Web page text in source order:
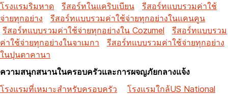
โรงแรมริมหาด
รีสอร์ทในแคริบเบียน
รีสอร์ทแบบรวมค่าใช้
จ่ายทุกอย่าง
รีสอร์ทแบบรวมค่าใช้จ่ายทุกอย่างในแคนคูน
รีสอร์ทแบบรวมค่าใช้จ่ายทุกอย่างใน Cozumel
รีสอร์ทแบบรวม
ค่าใช้จ่ายทุกอย่างในจาเมกา
รีสอร์ทแบบรวมค่าใช้จ่ายทุกอย่าง
ในปุนตาคานา
ความสนุกสนานในครอบครัวและการผจญภัยกลางแจ้ง
โรงแรมที่เหมาะสำหรับครอบครัว
โรงแรมใกล้US National